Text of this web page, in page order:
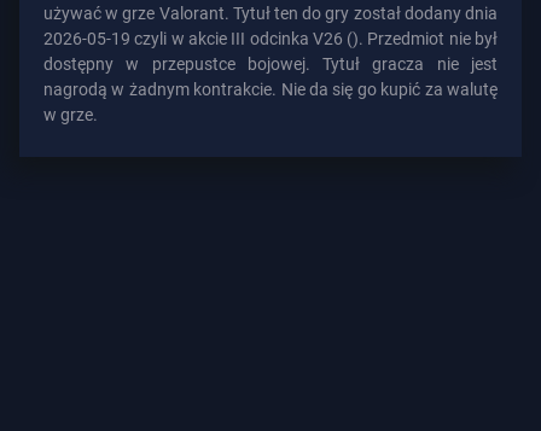
Artykułyużywać w grze Valorant. Tytuł ten do gry został dodany dnia
2026-05-19 czyli w akcie III odcinka V26 (). Przedmiot nie był
dostępny w przepustce bojowej. Tytuł gracza nie jest
nagrodą w żadnym kontrakcie. Nie da się go kupić za walutę
w grze.